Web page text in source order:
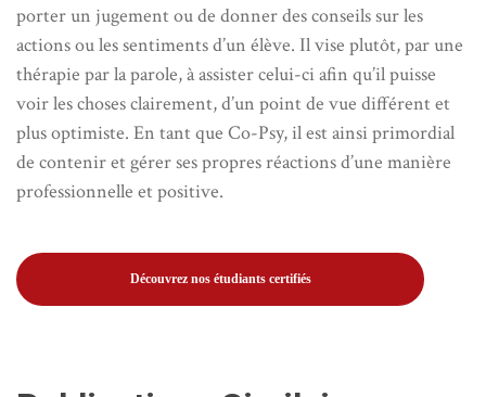
porter un jugement ou de donner des conseils sur les
actions ou les sentiments d’un élève. Il vise plutôt, par une
thérapie par la parole, à assister celui-ci afin qu’il puisse
voir les choses clairement, d’un point de vue différent et
plus optimiste. En tant que Co-Psy, il est ainsi primordial
de contenir et gérer ses propres réactions d’une manière
professionnelle et positive.
Découvrez nos étudiants certifiés